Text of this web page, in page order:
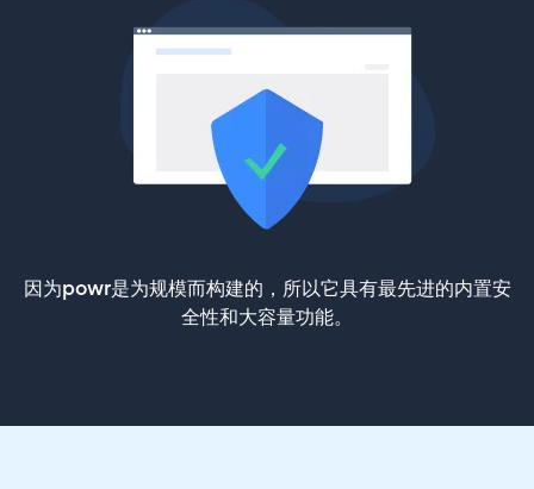
因为powr是为规模而构建的，所以它具有最先进的内置安
全性和大容量功能。